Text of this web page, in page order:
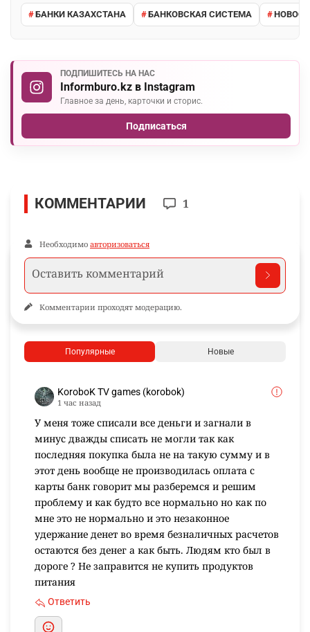
БАНКИ КАЗАХСТАНА БАНКОВСКАЯ СИСТЕМА
ПОДПИШИТЕСЬ НА НАС
Informburo.kz в Instagram
Главное за день, карточки и сторис.
Подписаться
КОММЕНТАРИИ 1
Необходимо авторизоваться
Комментарии проходят модерацию.
Популярные Новые
KoroboK TV games (korobok)
1 час назад
У меня тоже списали все деньги и загнали в
минус дважды списать не могли так как
последняя покупка была не на такую сумму и в
этот день вообще не производилась оплата с
карты банк говорит мы разберемся и решим
проблему и как будто все нормально но как по
мне это не нормально и это незаконное
удержание денет во время безналичных расчетов
остаются без денег а как быть. Людям кто был в
дороге ? Не заправится не купить продуктов
питания
Ответить